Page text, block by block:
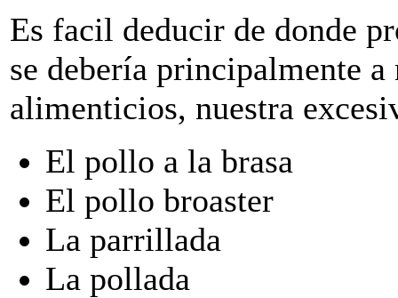
Es facil deducir de donde
se debería principalmente
alimenticios, nuestra
El pollo a la brasa
El pollo broaster
La parrillada
La pollada